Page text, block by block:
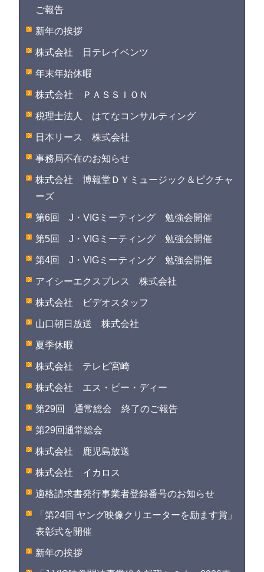
ご報告
新年の挨拶
株式会社 日テレイベンツ
年末年始休暇
株式会社 ＰＡＳＳＩＯＮ
税理士法人 はてなコンサルティング
日本リース 株式会社
事務局不在のお知らせ
株式会社 博報堂ＤＹミュージック＆ピクチャ
ーズ
第6回 J・VIGミーティング 勉強会開催
第5回 J・VIGミーティング 勉強会開催
第4回 J・VIGミーティング 勉強会開催
アイシーエクスプレス 株式会社
株式会社 ビデオスタッフ
山口朝日放送 株式会社
夏季休暇
株式会社 テレビ宮崎
株式会社 エス・ピー・ディー
第29回 通常総会 終了のご報告
第29回通常総会
株式会社 鹿児島放送
株式会社 イカロス
適格請求書発行事業者登録番号のお知らせ
「第24回 ヤング映像クリエーターを励ます賞」
表彰式を開催
新年の挨拶